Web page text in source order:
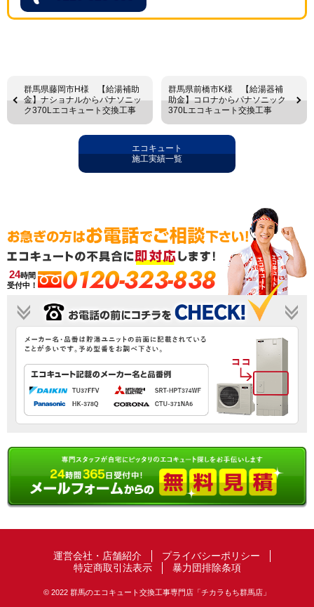
群馬県藤岡市H様 【給湯補助
金】ナショナルからパナソニッ
ク370Lエコキュート交換工事
群馬県前橋市K様 【給湯器補
助金】コロナからパナソニック
370Lエコキュート交換工事
エコキュート
施工実績一覧
24時間
受付中！
0120-323-838
運営会社・店舗紹介
プライバシーポリシー
特定商取引法表示
暴力団排除条項
© 2022 群馬のエコキュート交換工事専門店「チカラもち群馬店」